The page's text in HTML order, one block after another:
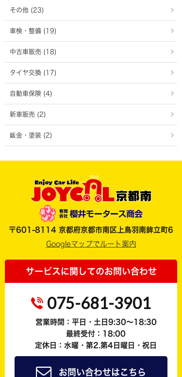
その他 (23)
車検・整備 (19)
中古車販売 (18)
タイヤ交換 (17)
自動車保険 (4)
新車販売 (2)
鈑金・塗装 (2)
〒601-8114 京都府京都市南区上鳥羽南鉾立町6
Googleマップでルート案内
サービスに関してのお問い合わせ
075-681-3901
営業時間：平日・土日9:30～18:30
最終受付：18:00
定休日：水曜・第2.第4日曜日・祝日
お問い合わせはこちら